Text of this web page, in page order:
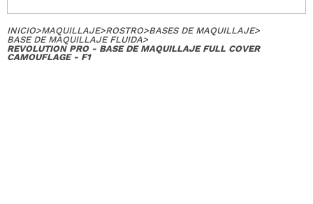
INICIO>MAQUILLAJE>ROSTRO>BASES DE MAQUILLAJE>
BASE DE MAQUILLAJE FLUIDA>
REVOLUTION PRO - BASE DE MAQUILLAJE FULL COVER
CAMOUFLAGE - F1